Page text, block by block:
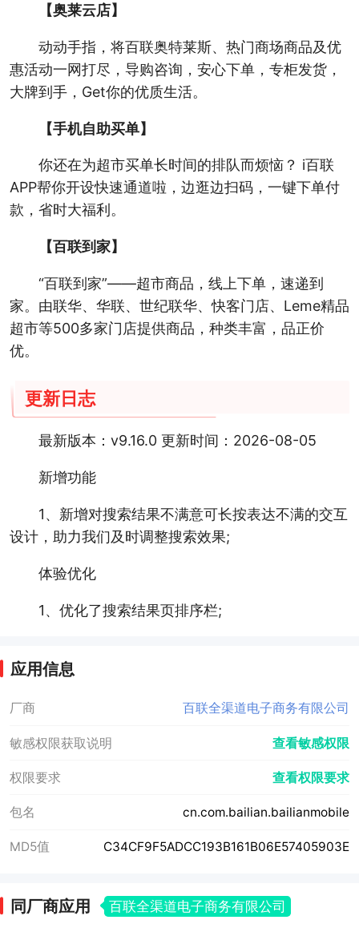
【奥莱云店】
动动手指，将百联奥特莱斯、热门商场商品及优
惠活动一网打尽，导购咨询，安心下单，专柜发货，
大牌到手，Get你的优质生活。
【手机自助买单】
你还在为超市买单长时间的排队而烦恼？ i百联
APP帮你开设快速通道啦，边逛边扫码，一键下单付
款，省时大福利。
【百联到家】
“百联到家”——超市商品，线上下单，速递到
家。由联华、华联、世纪联华、快客门店、Leme精品
超市等500多家门店提供商品，种类丰富，品正价
优。
更新日志
最新版本：v9.16.0 更新时间：2026-08-05
新增功能
1、新增对搜索结果不满意可长按表达不满的交互
设计，助力我们及时调整搜索效果;
体验优化
1、优化了搜索结果页排序栏;
应用信息
厂商 百联全渠道电子商务有限公司
敏感权限获取说明 查看敏感权限
权限要求 查看权限要求
包名 cn.com.bailian.bailianmobile
MD5值 C34CF9F5ADCC193B161B06E57405903E
同厂商应用 百联全渠道电子商务有限公司